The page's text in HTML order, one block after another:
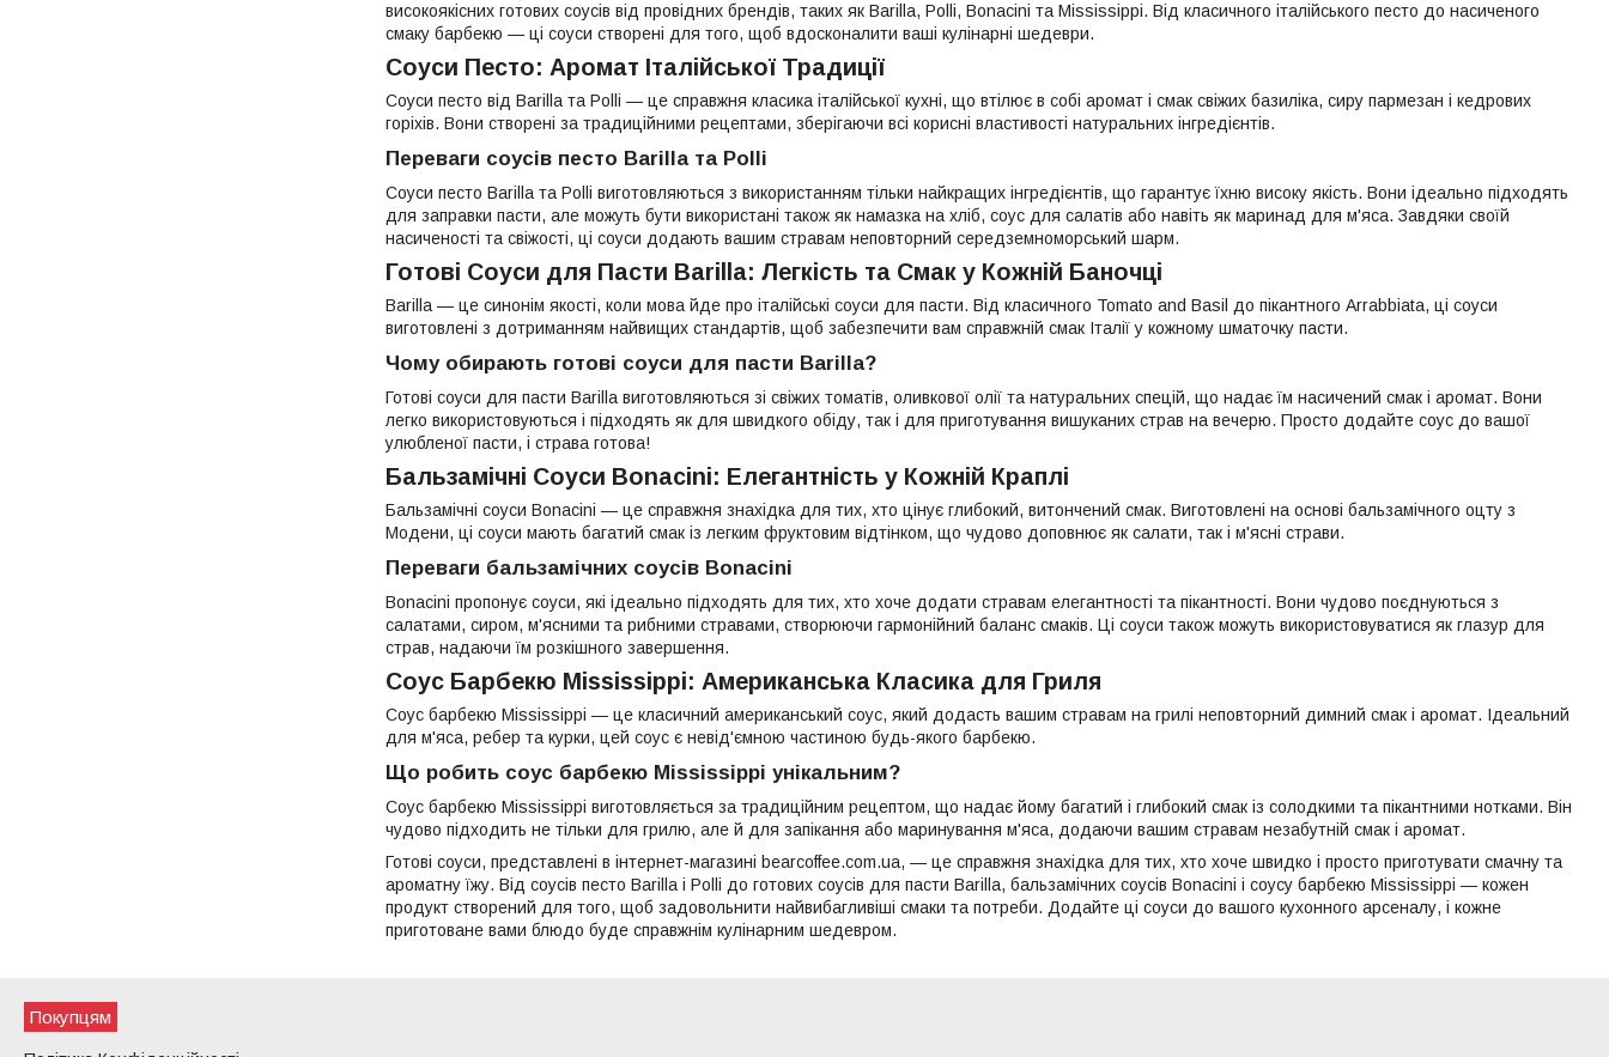
високоякісних готових соусів від провідних брендів, таких як Barilla, Polli, Bonacini та Mississippi. Від класичного італійського песто до насиченого
смаку барбекю — ці соуси створені для того, щоб вдосконалити ваші кулінарні шедеври.
Соуси Песто: Аромат Італійської Традиції
Соуси песто від Barilla та Polli — це справжня класика італійської кухні, що втілює в собі аромат і смак свіжих базиліка, сиру пармезан і кедрових
горіхів. Вони створені за традиційними рецептами, зберігаючи всі корисні властивості натуральних інгредієнтів.
Переваги соусів песто Barilla та Polli
Соуси песто Barilla та Polli виготовляються з використанням тільки найкращих інгредієнтів, що гарантує їхню високу якість. Вони ідеально підходять
для заправки пасти, але можуть бути використані також як намазка на хліб, соус для салатів або навіть як маринад для м'яса. Завдяки своїй
насиченості та свіжості, ці соуси додають вашим стравам неповторний середземноморський шарм.
Готові Соуси для Пасти Barilla: Легкість та Смак у Кожній Баночці
Barilla — це синонім якості, коли мова йде про італійські соуси для пасти. Від класичного Tomato and Basil до пікантного Arrabbiata, ці соуси
виготовлені з дотриманням найвищих стандартів, щоб забезпечити вам справжній смак Італії у кожному шматочку пасти.
Чому обирають готові соуси для пасти Barilla?
Готові соуси для пасти Barilla виготовляються зі свіжих томатів, оливкової олії та натуральних спецій, що надає їм насичений смак і аромат. Вони
легко використовуються і підходять як для швидкого обіду, так і для приготування вишуканих страв на вечерю. Просто додайте соус до вашої
улюбленої пасти, і страва готова!
Бальзамічні Соуси Bonacini: Елегантність у Кожній Краплі
Бальзамічні соуси Bonacini — це справжня знахідка для тих, хто цінує глибокий, витончений смак. Виготовлені на основі бальзамічного оцту з
Модени, ці соуси мають багатий смак із легким фруктовим відтінком, що чудово доповнює як салати, так і м'ясні страви.
Переваги бальзамічних соусів Bonacini
Bonacini пропонує соуси, які ідеально підходять для тих, хто хоче додати стравам елегантності та пікантності. Вони чудово поєднуються з
салатами, сиром, м'ясними та рибними стравами, створюючи гармонійний баланс смаків. Ці соуси також можуть використовуватися як глазур для
страв, надаючи їм розкішного завершення.
Соус Барбекю Mississippi: Американська Класика для Гриля
Соус барбекю Mississippi — це класичний американський соус, який додасть вашим стравам на грилі неповторний димний смак і аромат. Ідеальний
для м'яса, ребер та курки, цей соус є невід'ємною частиною будь-якого барбекю.
Що робить соус барбекю Mississippi унікальним?
Соус барбекю Mississippi виготовляється за традиційним рецептом, що надає йому багатий і глибокий смак із солодкими та пікантними нотками. Він
чудово підходить не тільки для грилю, але й для запікання або маринування м'яса, додаючи вашим стравам незабутній смак і аромат.
Готові соуси, представлені в інтернет-магазині bearcoffee.com.ua, — це справжня знахідка для тих, хто хоче швидко і просто приготувати смачну та
ароматну їжу. Від соусів песто Barilla і Polli до готових соусів для пасти Barilla, бальзамічних соусів Bonacini і соусу барбекю Mississippi — кожен
продукт створений для того, щоб задовольнити найвибагливіші смаки та потреби. Додайте ці соуси до вашого кухонного арсеналу, і кожне
приготоване вами блюдо буде справжнім кулінарним шедевром.
Покупцям